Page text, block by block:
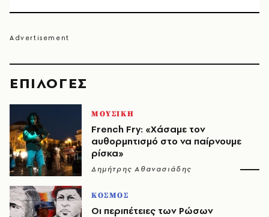
EΠΙΛΟΓΈΣ
ΜΟΥΣΙΚΗ
French Fry: «Χάσαμε τον
αυθορμητισμό στο να παίρνουμε
ρίσκα»
Δημήτρης Αθανασιάδης
ΚΟΣΜΟΣ
Οι περιπέτειες των Ρώσων